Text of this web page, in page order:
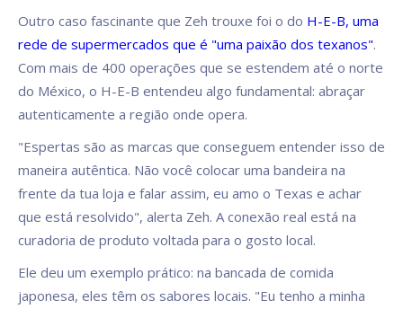
Outro caso fascinante que Zeh trouxe foi o do H-E-B, uma
rede de supermercados que é "uma paixão dos texanos".
Com mais de 400 operações que se estendem até o norte
do México, o H-E-B entendeu algo fundamental: abraçar
autenticamente a região onde opera.
"Espertas são as marcas que conseguem entender isso de
maneira autêntica. Não você colocar uma bandeira na
frente da tua loja e falar assim, eu amo o Texas e achar
que está resolvido", alerta Zeh. A conexão real está na
curadoria de produto voltada para o gosto local.
Ele deu um exemplo prático: na bancada de comida
japonesa, eles têm os sabores locais. "Eu tenho a minha